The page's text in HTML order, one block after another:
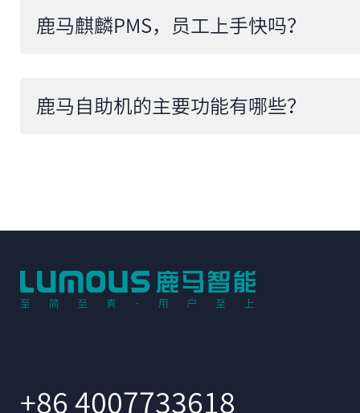
鹿马麒麟PMS，员工上手快吗？
鹿马自助机的主要功能有哪些？
+86 4007733618